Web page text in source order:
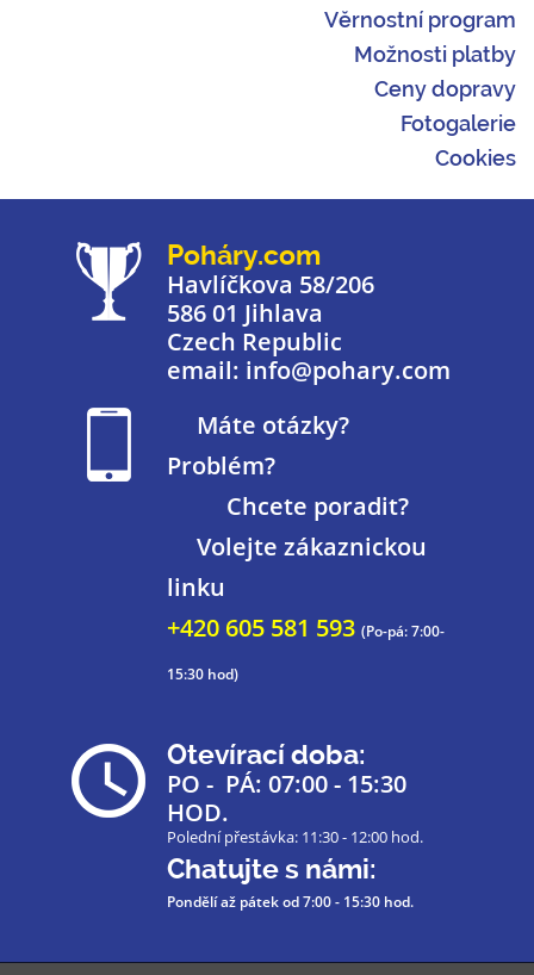
Věrnostní program
Možnosti platby
Ceny dopravy
Fotogalerie
Cookies
Poháry.com
Havlíčkova 58/206
586 01 Jihlava
Czech Republic
email: info@pohary.com
Máte otázky?
Problém?
Chcete poradit?
Volejte zákaznickou
linku
+420 605 581 593 (Po-pá: 7:00-
15:30 hod)
Otevírací doba:
PO - PÁ: 07:00 - 15:30
HOD.
Polední přestávka: 11:30 - 12:00 hod.
Chatujte s námi:
Pondělí až pátekod 7:00 - 15:30 hod.